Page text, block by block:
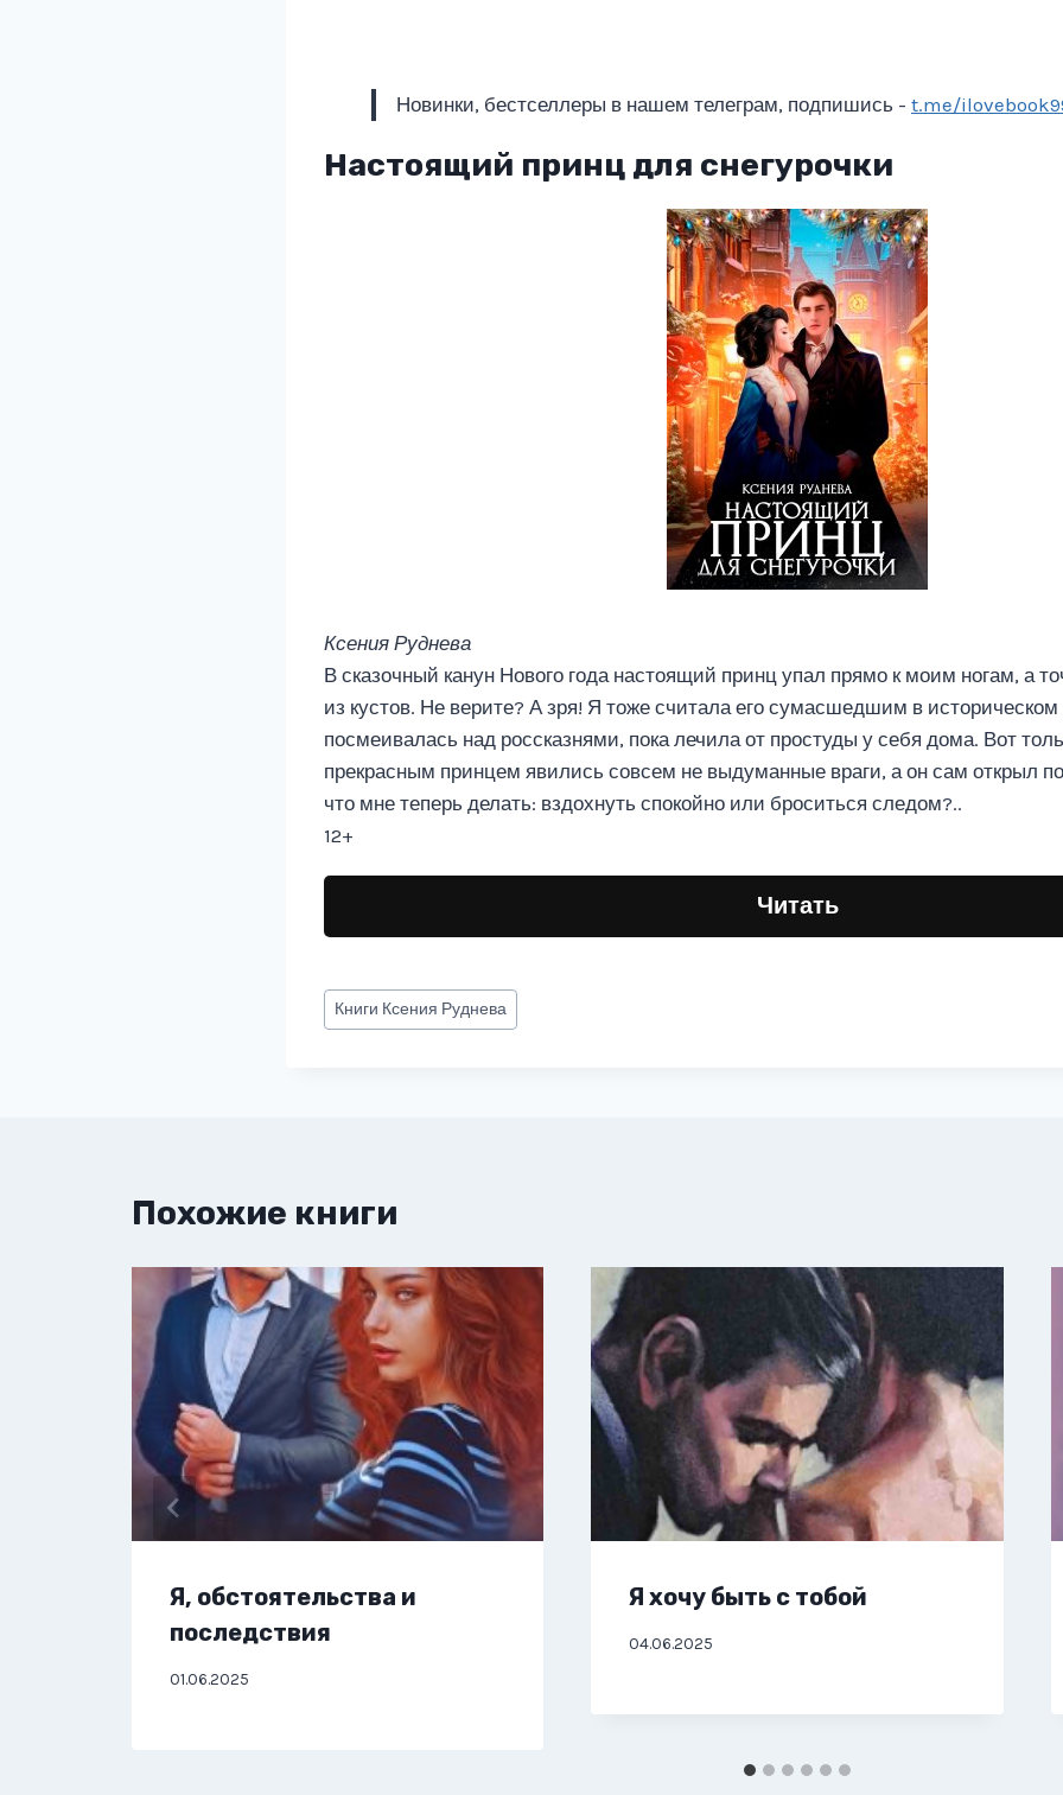
Новинки, бестселлеры в нашем телеграм, подпишись - t.me/
Настоящий принц для снегурочки
Ксения Руднева
В сказочный канун Нового года настоящий принц упал прямо к моим ногам, а
из кустов. Не верите? А зря! Я тоже считала его сумасшедшим в
посмеивалась над россказнями, пока лечила от простуды у себя дома. Вот
прекрасным принцем явились совсем не выдуманные враги, а он сам открыл
что мне теперь делать: вздохнуть спокойно или броситься следом?..
12+
Читать
Метки
записи:
Книги Ксения Руднева
Похожие книги
Я, обстоятельства и
последствия
01.06.2025
Я хочу быть с тобой
04.06.2025